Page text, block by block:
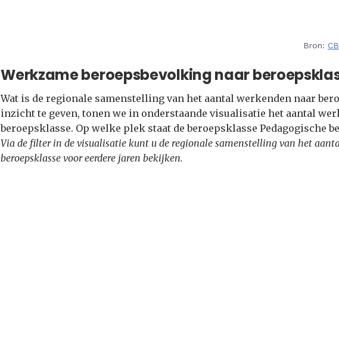
Bron:
Werkzame beroepsbevolking naar
Wat is de regionale samenstelling van het aantal werkenden naar
inzicht te geven, tonen we in onderstaande visualisatie het aantal
beroepsklasse. Op welke plek staat de beroepsklasse Pedagogische
Via de filter in de visualisatie kunt u de regionale samenstelling van het
beroepsklasse voor eerdere jaren bekijken.